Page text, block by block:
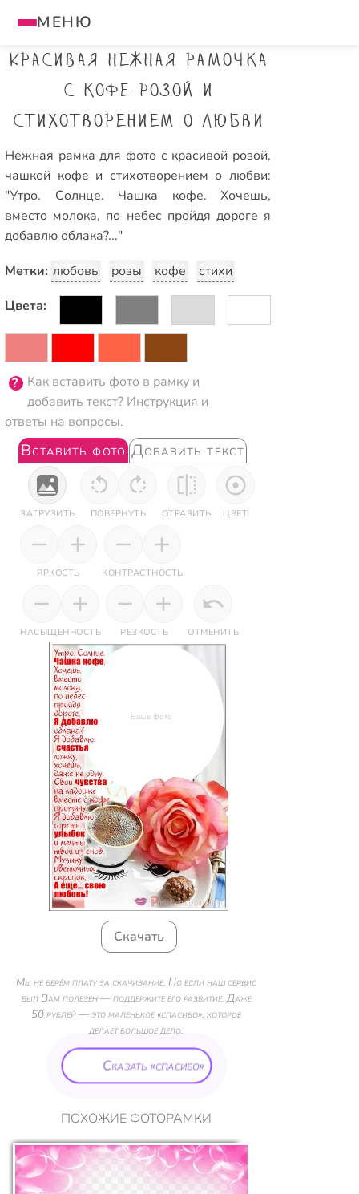
МЕНЮ
Красивая нежная рамочка
с кофе розой и
стихотворением о любви
Нежная рамка для фото с красивой розой,
чашкой кофе и стихотворением о любви:
"Утро. Солнце. Чашка кофе. Хочешь,
вместо молока, по небес пройдя дороге я
добавлю облака?..."
Метки: любовь розы кофе
стихи
Цвета:
Как вставить фото в рамку и
добавить текст? Инструкция и
ответы на вопросы.
Вставить фото Добавить текст
ЗАГРУЗИТЬ ПОВЕРНУТЬ ОТРАЗИТЬ ЦВЕТ
ЯРКОСТЬ КОНТРАСТНОСТЬ
НАСЫЩЕННОСТЬ РЕЗКОСТЬ ОТМЕНИТЬ
Ваше фото
Скачать
Мы не берём плату за скачивание. Но если наш сервис
был Вам полезен — поддержите его развитие. Даже
50 рублей — это маленькое «спасибо», которое
делает большое дело.
Сказать «спасибо»
ПОХОЖИЕ ФОТОРАМКИ